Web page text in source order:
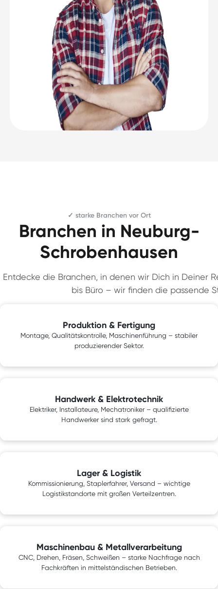
✓ starke Branchen vor Ort
Branchen in Neuburg-
Schrobenhausen
Entdecke die Branchen, in denen wir Dich in Deiner
bis Büro – wir finden die passende
Produktion & Fertigung
Montage, Qualitätskontrolle, Maschinenführung – stabiler
produzierender Sektor.
Handwerk & Elektrotechnik
Elektriker, Installateure, Mechatroniker – qualifizierte
Handwerker sind stark gefragt.
Lager & Logistik
Kommissionierung, Staplerfahrer, Versand – wichtige
Logistikstandorte mit großen Verteilzentren.
Maschinenbau & Metallverarbeitung
CNC, Drehen, Fräsen, Schweißen – starke Nachfrage nach
Fachkräften in mittelständischen Betrieben.